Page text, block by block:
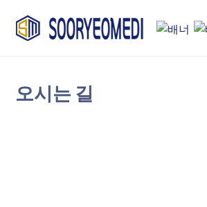
content
오시는 길